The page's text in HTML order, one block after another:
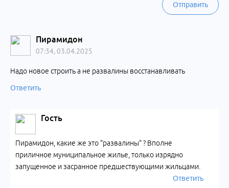
Отправить
Пирамидон
07:34, 03.04.2025
Надо новое строить а не развалины восстанавливать
Ответить
Гость
Пирамидон, какие же это "развалины" ? Вполне
приличное муниципальное жилье, только изрядно
запущенное и засранное предшествующими жильцами.
Ответить